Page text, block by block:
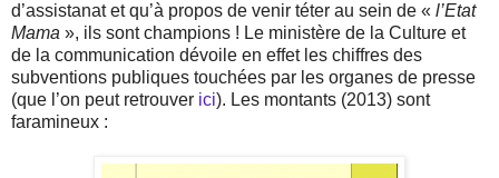
d’assistanat et qu’à propos de venir téter au sein de « l’Etat
Mama », ils sont champions ! Le ministère de la Culture et
de la communication dévoile en effet les chiffres des
subventions publiques touchées par les organes de presse
(que l’on peut retrouver ici). Les montants (2013) sont
faramineux :